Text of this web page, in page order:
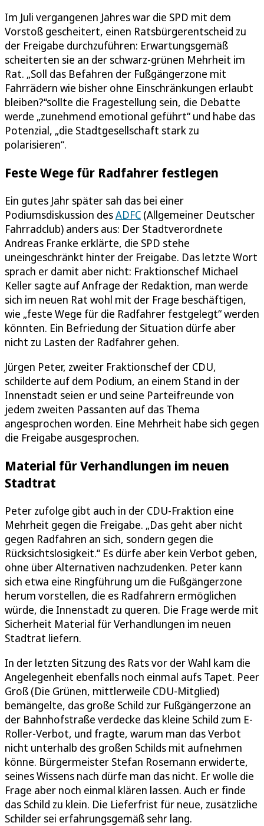
Im Juli vergangenen Jahres war die SPD mit dem
Vorstoß gescheitert, einen Ratsbürgerentscheid zu
der Freigabe durchzuführen: Erwartungsgemäß
scheiterten sie an der schwarz-grünen Mehrheit im
Rat. „Soll das Befahren der Fußgängerzone mit
Fahrrädern wie bisher ohne Einschränkungen erlaubt
bleiben?“sollte die Fragestellung sein, die Debatte
werde „zunehmend emotional geführt“ und habe das
Potenzial, „die Stadtgesellschaft stark zu
polarisieren“.
Feste Wege für Radfahrer festlegen
Ein gutes Jahr später sah das bei einer
Podiumsdiskussion desADFC (Allgemeiner Deutscher
Fahrradclub) anders aus: Der Stadtverordnete
Andreas Franke erklärte, die SPD stehe
uneingeschränkt hinter der Freigabe. Das letzte Wort
sprach er damit aber nicht: Fraktionschef Michael
Keller sagte auf Anfrage der Redaktion, man werde
sich im neuen Rat wohl mit der Frage beschäftigen,
wie „feste Wege für die Radfahrer festgelegt“ werden
könnten. Ein Befriedung der Situation dürfe aber
nicht zu Lasten der Radfahrer gehen.
Jürgen Peter, zweiter Fraktionschef der CDU,
schilderte auf dem Podium, an einem Stand in der
Innenstadt seien er und seine Parteifreunde von
jedem zweiten Passanten auf das Thema
angesprochen worden. Eine Mehrheit habe sich gegen
die Freigabe ausgesprochen.
Material für Verhandlungen im neuen
Stadtrat
Peter zufolge gibt auch in der CDU-Fraktion eine
Mehrheit gegen die Freigabe. „Das geht aber nicht
gegen Radfahren an sich, sondern gegen die
Rücksichtslosigkeit.“ Es dürfe aber kein Verbot geben,
ohne über Alternativen nachzudenken. Peter kann
sich etwa eine Ringführung um die Fußgängerzone
herum vorstellen, die es Radfahrern ermöglichen
würde, die Innenstadt zu queren. Die Frage werde mit
Sicherheit Material für Verhandlungen im neuen
Stadtrat liefern.
In der letzten Sitzung des Rats vor der Wahl kam die
Angelegenheit ebenfalls noch einmal aufs Tapet. Peer
Groß (Die Grünen, mittlerweile CDU-Mitglied)
bemängelte, das große Schild zur Fußgängerzone an
der Bahnhofstraße verdecke das kleine Schild zum E-
Roller-Verbot, und fragte, warum man das Verbot
nicht unterhalb des großen Schilds mit aufnehmen
könne. Bürgermeister Stefan Rosemann erwiderte,
seines Wissens nach dürfe man das nicht. Er wolle die
Frage aber noch einmal klären lassen. Auch er finde
das Schild zu klein. Die Lieferfrist für neue, zusätzliche
Schilder sei erfahrungsgemäß sehr lang.